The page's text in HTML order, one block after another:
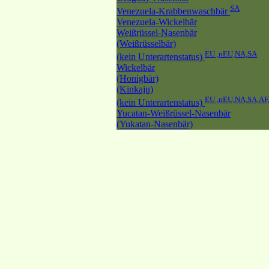
Venezuela-Krabbenwaschbär SA
Venezuela-Wickelbär
Weißrüssel-Nasenbär
(Weißrüsselbär)
(kein Unterartenstatus) EU ,nEU,NA,SA
Wickelbär
(Honigbär)
(Kinkaju)
(kein Unterartenstatus) EU
Yucatan-Weißrüssel-Nasenbär
(Yukatan-Nasenbär)